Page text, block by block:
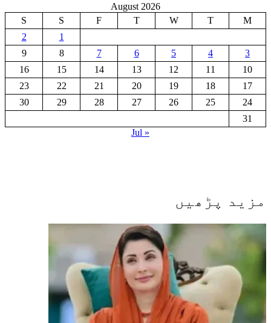
August 2026
M
T
W
T
F
S
S
1
2
3
4
5
6
7
8
9
10
11
12
13
14
15
16
17
18
19
20
21
22
23
24
25
26
27
28
29
30
31
« Jul
مزید پڑھیں